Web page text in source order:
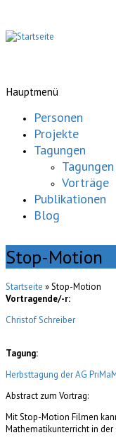
Hauptmenü
Personen
Projekte
Tagungen
Tagungen
Vorträge
Publikationen
Blog
Stop-Motion
Startseite » Stop-Motion
Vortragende/-r:
Christof Schreiber
Tagung:
Herbsttagung der AG
Abstract zum Vortrag:
Mit Stop-Motion Filmen
Mathematikunterricht in